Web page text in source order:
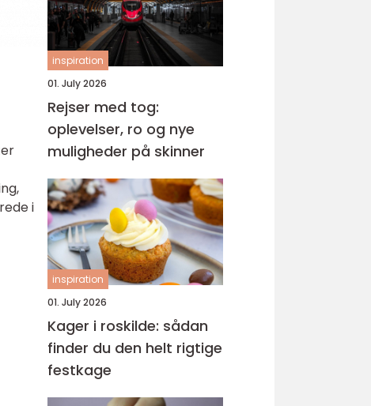
i
inspiration
01. July 2026
Rejser med tog:
oplevelser, ro og nye
muligheder på skinner
inspiration
01. July 2026
Kager i roskilde: sådan
finder du den helt rigtige
festkage